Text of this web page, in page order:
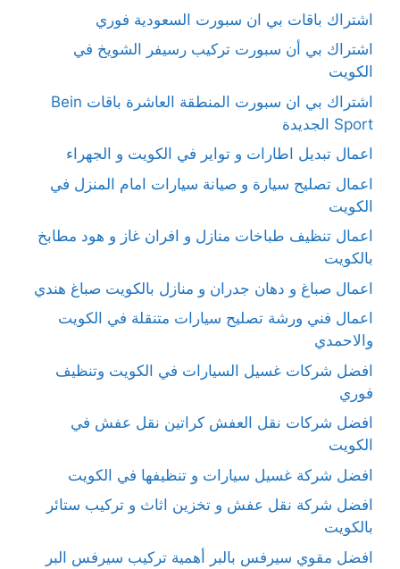
اشتراك باقات بي ان سبورت السعودية فوري
اشتراك بي أن سبورت تركيب رسيفر الشويخ في
الكويت
اشتراك بي ان سبورت المنطقة العاشرة باقات Bein
Sport الجديدة
اعمال تبديل اطارات و تواير في الكويت و الجهراء
اعمال تصليح سيارة و صيانة سيارات امام المنزل في
الكويت
اعمال تنظيف طباخات منازل و افران غاز و هود مطابخ
بالكويت
اعمال صباغ و دهان جدران و منازل بالكويت صباغ هندي
اعمال فني ورشة تصليح سيارات متنقلة في الكويت
والاحمدي
افضل شركات غسيل السيارات في الكويت وتنظيف
فوري
افضل شركات نقل العفش كراتين نقل عفش في
الكويت
افضل شركة غسيل سيارات و تنظيفها في الكويت
افضل شركة نقل عفش و تخزين اثاث و تركيب ستائر
بالكويت
افضل مقوي سيرفس بالبر أهمية تركيب سيرفس البر